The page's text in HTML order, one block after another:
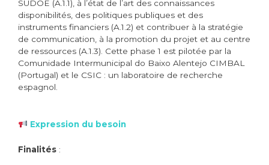
SUDOE (A.1.1), à l’état de l’art des connaissances
disponibilités, des politiques publiques et des
instruments financiers (A.1.2) et contribuer à la stratégie
de communication, à la promotion du projet et au centre
de ressources (A.1.3). Cette phase 1 est pilotée par la
Comunidade Intermunicipal do Baixo Alentejo CIMBAL
(Portugal) et le CSIC : un laboratoire de recherche
espagnol.
Expression du besoin
Finalités :